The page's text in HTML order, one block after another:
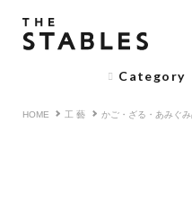
Category
HOME 工 藝 かご・ざる・あみぐ